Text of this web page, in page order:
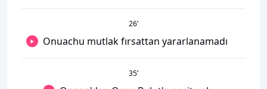
26’
Onuachu mutlak fırsattan yararlanamadı
35’